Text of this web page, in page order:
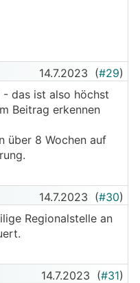
14.7.2023 (#29)
das ist also höchst
Beitrag erkennen
über 8 Wochen auf
14.7.2023 (#30)
Regionalstelle an
14.7.2023 (#31)